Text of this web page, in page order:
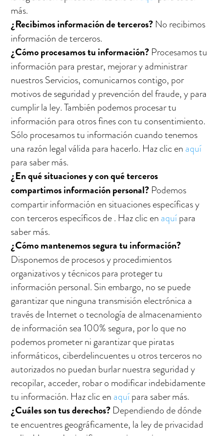
más.
¿Recibimos información de terceros? No recibimos
información de terceros.
¿Cómo procesamos tu información? Procesamos tu
información para prestar, mejorar y administrar
nuestros Servicios, comunicarnos contigo, por
motivos de seguridad y prevención del fraude, y para
cumplir la ley. También podemos procesar tu
información para otros fines con tu consentimiento.
Sólo procesamos tu información cuando tenemos
una razón legal válida para hacerlo. Haz clic en aquí
para saber más.
¿En qué situaciones y con quéterceros
compartimos información personal? Podemos
compartir información en situaciones específicas y
con terceros específicos de. Haz clic en aquípara
saber más.
¿Cómo mantenemos segura tu información?
Disponemos deprocesos y procedimientos
organizativosy técnicos para proteger tu
información personal. Sin embargo, no se puede
garantizar que ninguna transmisión electrónica a
través de Internet o tecnología de almacenamiento
de información sea 100% segura, por lo que no
podemos prometer ni garantizar que piratas
informáticos, ciberdelincuentes u otrosterceros no
autorizadosno puedan burlar nuestra seguridad y
recopilar, acceder, robar o modificar indebidamente
tu información. Haz clic en aquípara saber más.
¿Cuáles son tus derechos? Dependiendo de dónde
te encuentres geográficamente, la ley de privacidad